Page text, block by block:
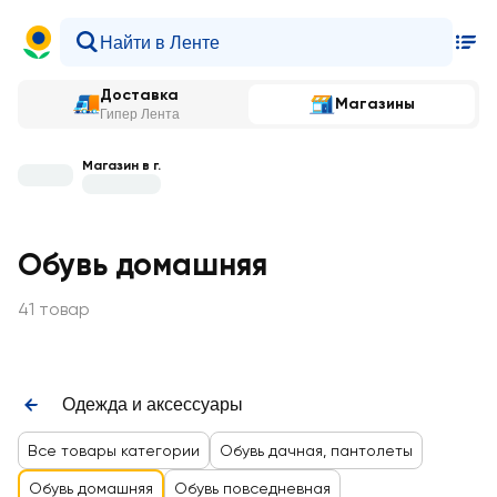
Доставка
Гипер Лента
Магазины
Магазин в г.
Обувь домашняя
41 товар
Одежда и аксессуары
Все товары категории Обувь дачная, пантолеты
Обувь домашняя Обувь повседневная